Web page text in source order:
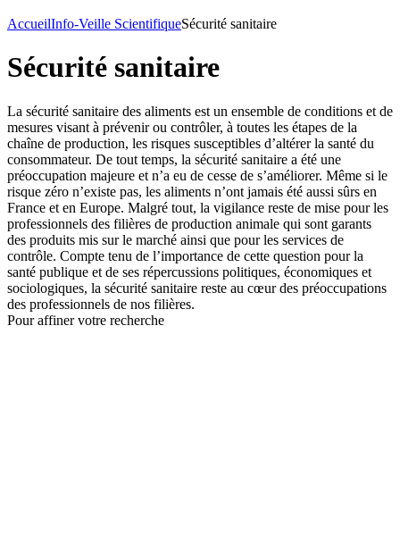
AccueilInfo-Veille ScientifiqueSécurité sanitaire
Sécurité sanitaire
La sécurité sanitaire des aliments est un ensemble de conditions et de
mesures visant à prévenir ou contrôler, à toutes les étapes de la
chaîne de production, les risques susceptibles d’altérer la santé du
consommateur. De tout temps, la sécurité sanitaire a été une
préoccupation majeure et n’a eu de cesse de s’améliorer. Même si le
risque zéro n’existe pas, les aliments n’ont jamais été aussi sûrs en
France et en Europe. Malgré tout, la vigilance reste de mise pour les
professionnels des filières de production animale qui sont garants
des produits mis sur le marché ainsi que pour les services de
contrôle. Compte tenu de l’importance de cette question pour la
santé publique et de ses répercussions politiques, économiques et
sociologiques, la sécurité sanitaire reste au cœur des préoccupations
des professionnels de nos filières.
Pour affiner votre recherche